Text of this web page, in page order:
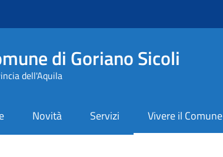
di Goriano Sicoli
dell'Aquila
Novità Servizi Vivere il Comune